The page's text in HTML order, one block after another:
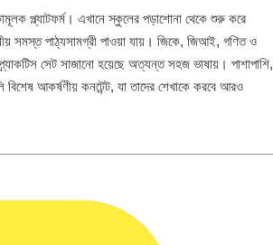
প্ল্যাটফর্ম। এখানে স্কুলের পড়াশোনা থেকে শুরু করে
সমস্ত পাঠ্যসামগ্রী পাওয়া যায়। জিকে, জিআই, গণিত ও
সেট সাজানো হয়েছে অত্যন্ত সহজ ভাষায়। পাশাপাশি,
আকর্ষণীয় কনটেন্ট, যা তাদের শেখাকে করবে আরও